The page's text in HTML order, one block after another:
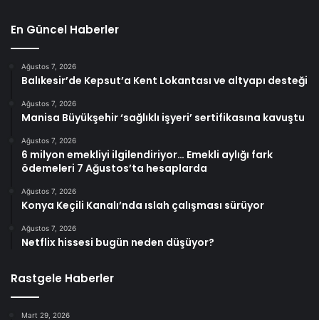
En Güncel Haberler
Ağustos 7, 2026
Balıkesir’de Kepsut’a Kent Lokantası ve altyapı desteği
Ağustos 7, 2026
Manisa Büyükşehir ‘sağlıklı işyeri’ sertifikasına kavuştu
Ağustos 7, 2026
6 milyon emekliyi ilgilendiriyor… Emekli aylığı fark
ödemeleri 7 Ağustos’ta hesaplarda
Ağustos 7, 2026
Konya Keçili Kanalı’nda ıslah çalışması sürüyor
Ağustos 7, 2026
Netflix hissesi bugün neden düşüyor?
Rastgele Haberler
Mart 29, 2026